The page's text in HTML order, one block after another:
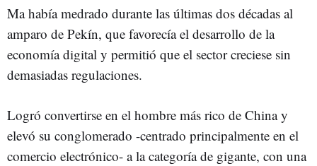
Ma había medrado durante las últimas dos décadas al
amparo de Pekín, que favorecía el desarrollo de la
economía digital y permitió que el sector creciese sin
demasiadas regulaciones.
Logró convertirse en el hombre más rico de China y
elevó su conglomerado -centrado principalmente en el
comercio electrónico- a la categoría de gigante, con una